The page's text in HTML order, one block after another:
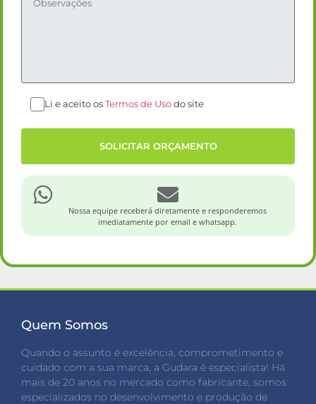
Li e aceito osTermos de Usodo site
Nossa equipe receberá diretamente e responderemos
imediatamente por email e whatsapp.
Quem Somos
Quando o assunto é excelência, comprometimento e
cuidado com a sua marca, a Gudara é especialista! Há
mais de 20 anos no mercado como fabricante, somos
especializados no desenvolvimento e produção de